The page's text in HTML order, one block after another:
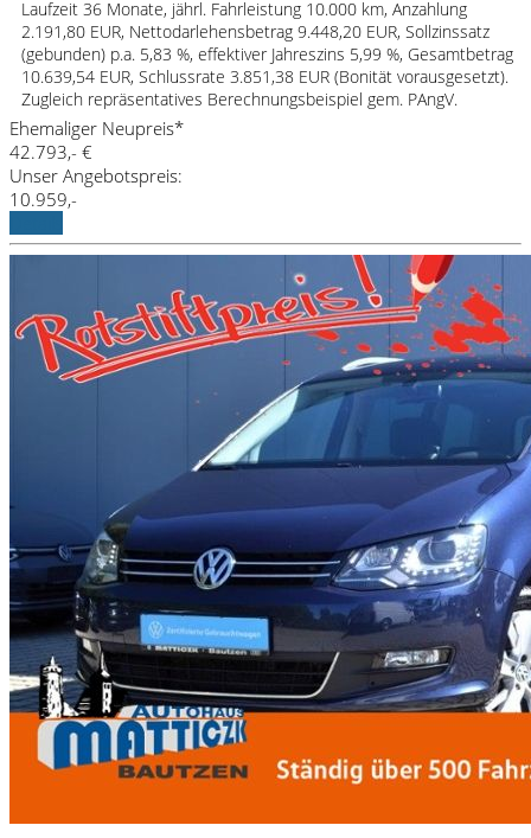
Laufzeit 36 Monate, jährl. Fahrleistung 10.000 km, Anzahlung
2.191,80 EUR, Nettodarlehensbetrag 9.448,20 EUR, Sollzinssatz
(gebunden) p.a. 5,83 %, effektiver Jahreszins 5,99 %, Gesamtbetrag
10.639,54 EUR, Schlussrate 3.851,38 EUR (Bonität vorausgesetzt).
Zugleich repräsentatives Berechnungsbeispiel gem. PAngV.
Ehemaliger Neupreis*
42.793,- €
Unser Angebotspreis:
10.959,-